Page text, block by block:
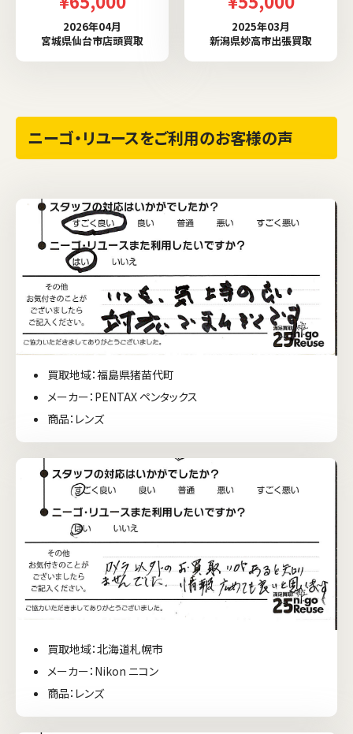
2026年04月
宮城県仙台市店頭買取
2025年03月
新潟県妙高市出張買取
ニーゴ・リユースをご利用のお客様の声
買取地域：福島県猪苗代町
メーカー：PENTAX ペンタックス
商品：レンズ
買取地域：北海道札幌市
メーカー：Nikon ニコン
商品：レンズ